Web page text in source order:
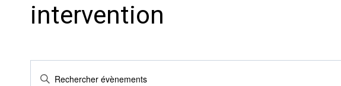
intervention
Recherche
Saisir